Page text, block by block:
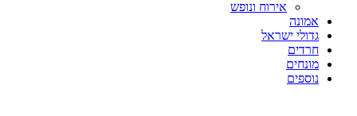
אירוח ונופש
אמונה
גדולי ישראל
חרדים
מונחים
נוספים